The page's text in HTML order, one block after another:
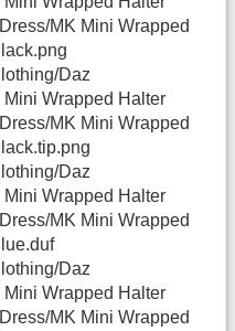
MK Mini Wrapped
Daz
Wrapped Halter
MK Mini Wrapped
Daz
Wrapped Halter
MK Mini Wrapped
Daz
Wrapped Halter
MK Mini Wrapped